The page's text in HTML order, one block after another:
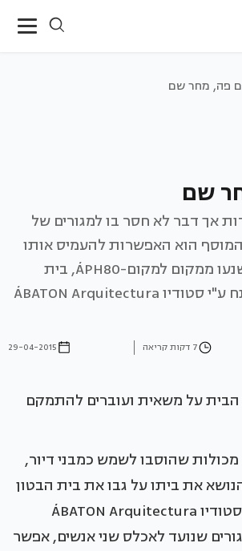
פה, מחר שם
שם
אך דבר לא חסר בו למגורים של
המוסף הוא האפשרות להעמיס אותו
על גבי משאית ולשנעו ממקום למקום-ÁPH80, בית
הבטון הנייד שפותח ע"י סטודיו ÁBATON Arquitectura
7 דקות קריאה 29-04-2015
על משאית ועוברים להתמקם
שהוסבו לשמש כמבני דיור,
את ביתו על גבו את בית הבטון
היפה, שפותח ע"י סטודיו ÁBATON Arquitectura
שנועד לאכלס שני אנשים, אפשר